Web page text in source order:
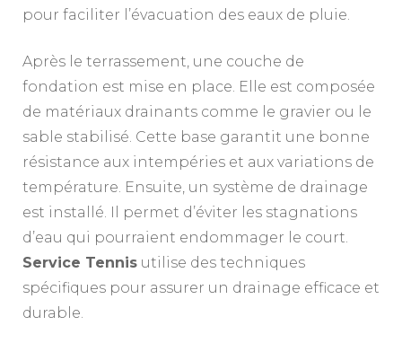
pour faciliter l’évacuation des eaux de pluie.
Après le terrassement, une couche de
fondation est mise en place. Elle est composée
de matériaux drainants comme le gravier ou le
sable stabilisé. Cette base garantit une bonne
résistance aux intempéries et aux variations de
température. Ensuite, un système de drainage
est installé. Il permet d’éviter les stagnations
d’eau qui pourraient endommager le court.
Service Tennis utilise des techniques
spécifiques pour assurer un drainage efficace et
durable.